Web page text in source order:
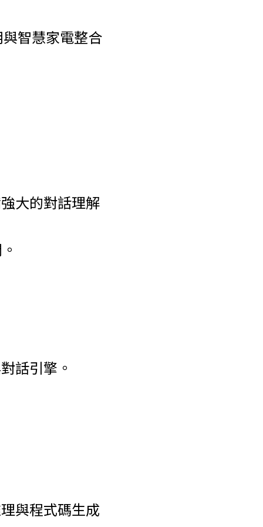
與智慧家電整合
大的對話理解
話引擎。
與程式碼生成